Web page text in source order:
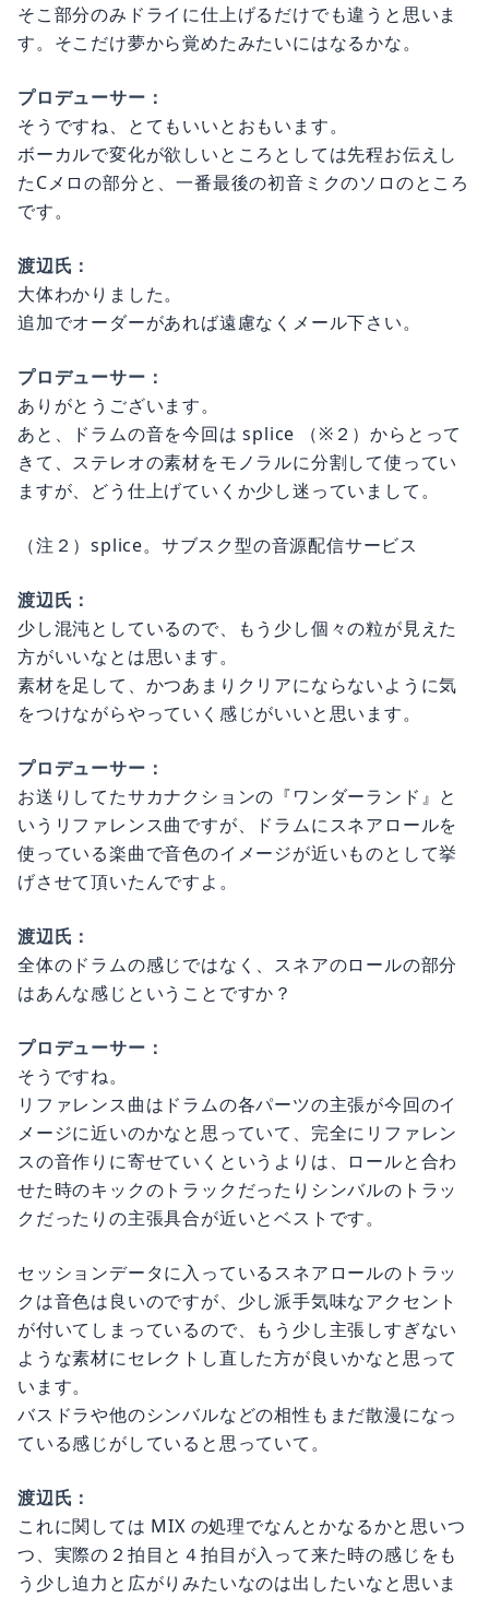
そこ部分のみドライに仕上げるだけでも違うと思いま
す。そこだけ夢から覚めたみたいにはなるかな。
プロデューサー：
そうですね、とてもいいとおもいます。
ボーカルで変化が欲しいところとしては先程お伝えし
たCメロの部分と、一番最後の初音ミクのソロのところ
です。
渡辺氏：
大体わかりました。
追加でオーダーがあれば遠慮なくメール下さい。
プロデューサー：
ありがとうございます。
あと、ドラムの音を今回は splice （※２）からとって
きて、ステレオの素材をモノラルに分割して使ってい
ますが、どう仕上げていくか少し迷っていまして。
（注２）splice。サブスク型の音源配信サービス
渡辺氏：
少し混沌としているので、もう少し個々の粒が見えた
方がいいなとは思います。
素材を足して、かつあまりクリアにならないように気
をつけながらやっていく感じがいいと思います。
プロデューサー：
お送りしてたサカナクションの『ワンダーランド』と
いうリファレンス曲ですが、ドラムにスネアロールを
使っている楽曲で音色のイメージが近いものとして挙
げさせて頂いたんですよ。
渡辺氏：
全体のドラムの感じではなく、スネアのロールの部分
はあんな感じということですか？
プロデューサー：
そうですね。
リファレンス曲はドラムの各パーツの主張が今回のイ
メージに近いのかなと思っていて、完全にリファレン
スの音作りに寄せていくというよりは、ロールと合わ
せた時のキックのトラックだったりシンバルのトラッ
クだったりの主張具合が近いとベストです。
セッションデータに入っているスネアロールのトラッ
クは音色は良いのですが、少し派手気味なアクセント
が付いてしまっているので、もう少し主張しすぎない
ような素材にセレクトし直した方が良いかなと思って
います。
バスドラや他のシンバルなどの相性もまだ散漫になっ
ている感じがしていると思っていて。
渡辺氏：
これに関しては MIX の処理でなんとかなるかと思いつ
つ、実際の２拍目と４拍目が入って来た時の感じをも
う少し迫力と広がりみたいなのは出したいなと思いま